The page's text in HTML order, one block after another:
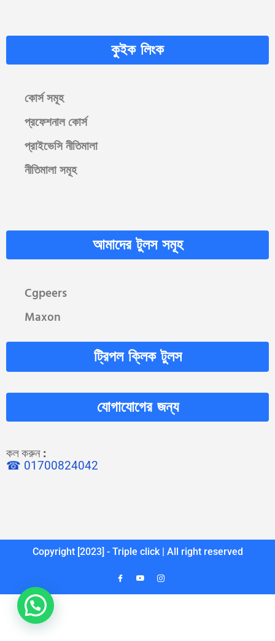
কুইক লিংক
কোর্স সমূহ
প্রফেশনাল কোর্স
প্রাইভেসি নীতিমালা
নীতিমালা সমূহ
আমাদের টুলস সমূহ
Cgpeers
Maxon
ট্রিপল ক্লিক টুলস
যোগাযোগের জন্য
কল করুন:
☎ 01700824042
Copyright [2023] - Triple click | All right reserved